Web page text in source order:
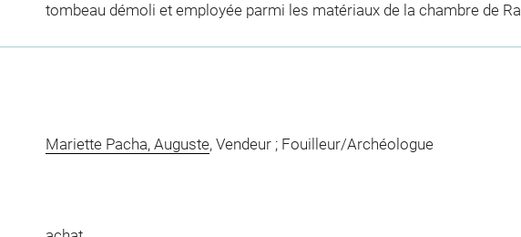
tombeau démoli et employée parmi les matériaux de la chambre de
Mariette Pacha, Auguste, Vendeur ; Fouilleur/Archéologue